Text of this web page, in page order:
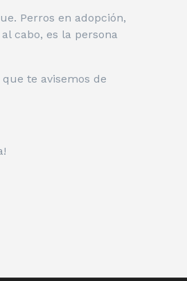
Perros en adopción,
cabo, es la persona
te avisemos de